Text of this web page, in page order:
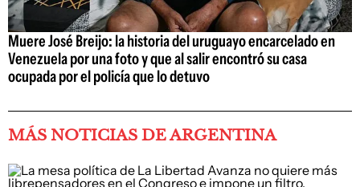
Muere José Breijo: la historia del uruguayo encarcelado en
Venezuela por una foto y que al salir encontró su casa
ocupada por el policía que lo detuvo
MÁS NOTICIAS DE ARGENTINA